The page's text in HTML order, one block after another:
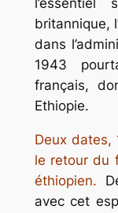
britannique,
dans
1943
français,
Ethiopie.
Deux dates,
le retour du
éthiopien.
avec cet